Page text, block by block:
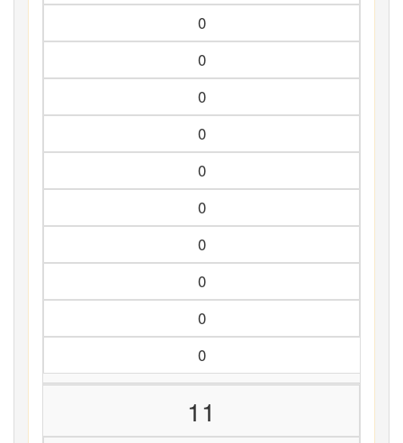
0
0
0
0
0
0
0
0
0
0
11